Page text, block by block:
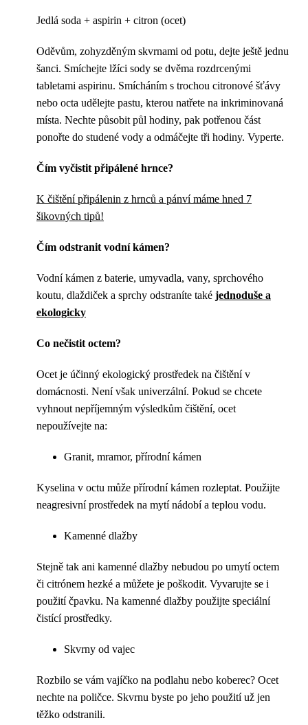
Jedlá soda + aspirin + citron (ocet)
Oděvům, zohyzděným skvrnami od potu, dejte ještě jednu
šanci. Smíchejte lžíci sody se dvěma rozdrcenými
tabletami aspirinu. Smícháním s trochou citronové šťávy
nebo octa udělejte pastu, kterou natřete na inkriminovaná
místa. Nechte působit půl hodiny, pak potřenou část
ponořte do studené vody a odmáčejte tři hodiny. Vyperte.
Čím vyčistit připálené hrnce?
K čištění připálenin z hrnců a pánví máme hned 7
šikovných tipů!
Čím odstranit vodní kámen?
Vodní kámen z baterie, umyvadla, vany, sprchového
koutu, dlaždiček a sprchy odstraníte také jednoduše a
ekologicky
Co nečistit octem?
Ocet je účinný ekologický prostředek na čištění v
domácnosti. Není však univerzální. Pokud se chcete
vyhnout nepříjemným výsledkům čištění, ocet
nepoužívejte na:
Granit, mramor, přírodní kámen
Kyselina v octu může přírodní kámen rozleptat. Použijte
neagresivní prostředek na mytí nádobí a teplou vodu.
Kamenné dlažby
Stejně tak ani kamenné dlažby nebudou po umytí octem
či citrónem hezké a můžete je poškodit. Vyvarujte se i
použití čpavku. Na kamenné dlažby použijte speciální
čistící prostředky.
Skvrny od vajec
Rozbilo se vám vajíčko na podlahu nebo koberec? Ocet
nechte na poličce. Skvrnu byste po jeho použití už jen
těžko odstranili.